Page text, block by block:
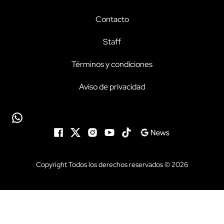
Contacto
Staff
Términos y condiciones
Aviso de privacidad
Copyright Todos los derechos reservados © 2026